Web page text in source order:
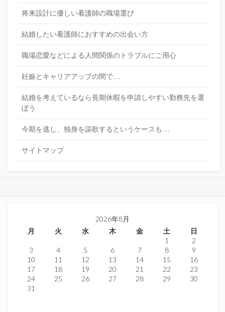
将来設計に優しい看護師の職場選び
結婚したい看護師におすすめの出会い方
職場恋愛などによる人間関係のトラブルにご用心
妊娠とキャリアアップの間で…
結婚を考えているなら長期休暇を申請しやすい勤務先を選
ぼう
今期を逃し、独身を謳歌するというケースも…
サイトマップ
2026年8月
月
火 水 木 金 土
日
1
2
3
4 5 6 7 8
9
10
11 12 13 14 15
16
17
18 19 20 21 22
23
24
25 26 27 28 29
30
31